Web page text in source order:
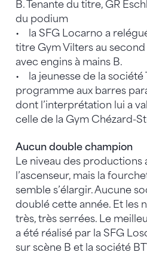
B. Tenante du titre, GR
du podium
• la SFG Locarno a
titre Gym Vilters au
avec engins à mains B.
• la jeunesse de la société
programme aux barres
dont l’interprétation lui a
celle de la Gym Chézard-
Aucun double champion
Le niveau des
l’ascenseur, mais la
semble s’élargir. Aucune
doublé cette année. Et les
très, très serrées. Le
a été réalisé par la SFG
sur scène B et la société